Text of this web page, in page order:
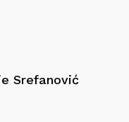
Srefanović